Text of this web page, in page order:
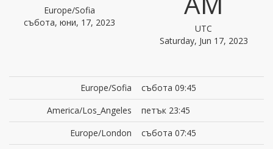
Europe/Sofia
събота, юни, 17, 2023
UTC
Saturday, Jun 17, 2023
Europe/Sofia
събота 09:45
America/Los_Angeles
петък 23:45
Europe/London
събота 07:45